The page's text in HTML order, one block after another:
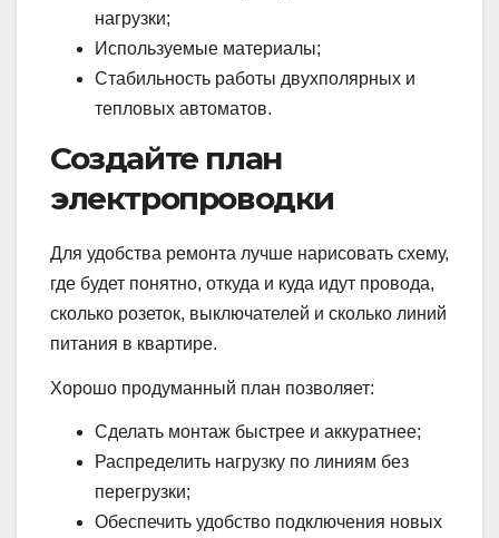
нагрузки;
Используемые материалы;
Стабильность работы двухполярных и
тепловых автоматов.
Создайте план
электропроводки
Для удобства ремонта лучше нарисовать схему,
где будет понятно, откуда и куда идут провода,
сколько розеток, выключателей и сколько линий
питания в квартире.
Хорошо продуманный план позволяет:
Сделать монтаж быстрее и аккуратнее;
Распределить нагрузку по линиям без
перегрузки;
Обеспечить удобство подключения новых